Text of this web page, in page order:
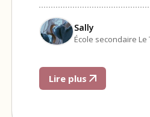
Sally
École secondaire Le
Lire plus